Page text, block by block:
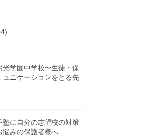
光学園中学校〜生徒・保
ュニケーションをとる先
塾に自分の志望校の対策
みの保護者様へ